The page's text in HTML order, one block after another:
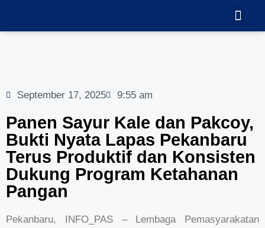
September 17, 2025 9:55 am
Panen Sayur Kale dan Pakcoy,
Bukti Nyata Lapas Pekanbaru
Terus Produktif dan Konsisten
Dukung Program Ketahanan
Pangan
Pekanbaru, INFO_PAS – Lembaga Pemasyarakatan